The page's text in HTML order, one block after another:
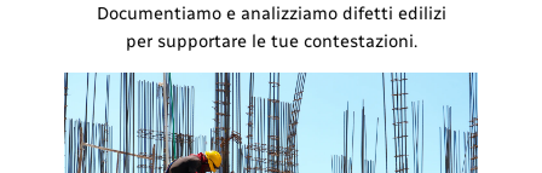
Documentiamo e analizziamo difetti edilizi
per supportare le tue contestazioni.